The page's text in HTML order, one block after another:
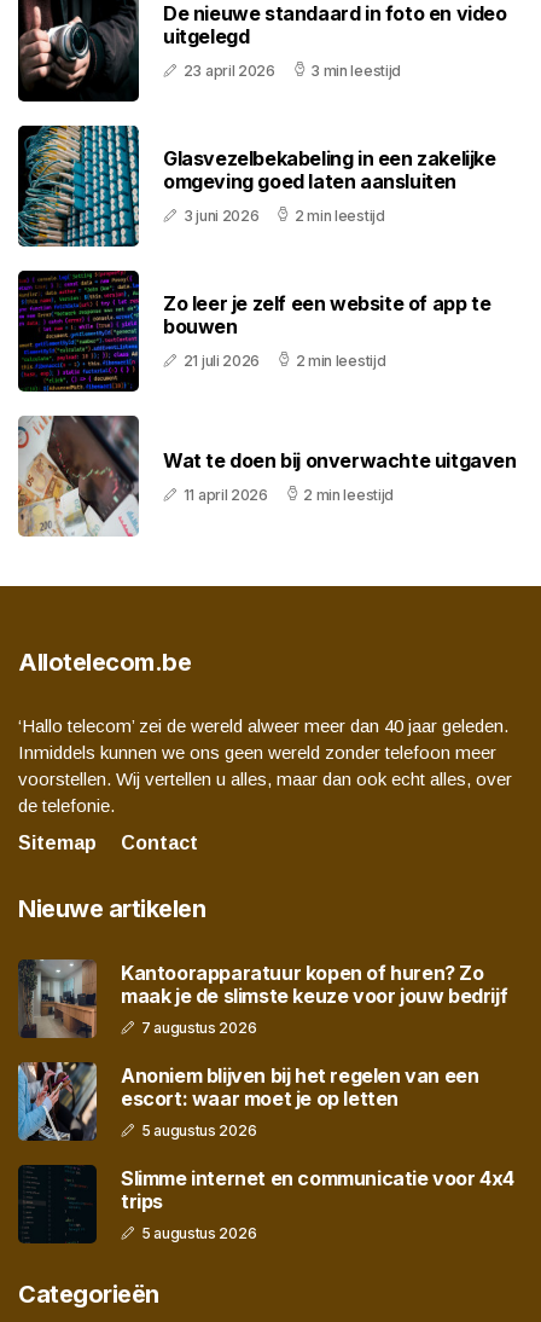
De nieuwe standaard in foto en video
uitgelegd
23 april 2026 3 min leestijd
Glasvezelbekabeling in een zakelijke
omgeving goed laten aansluiten
3 juni 2026 2 min leestijd
Zo leer je zelf een website of app te
bouwen
21 juli 2026 2 min leestijd
Wat te doen bij onverwachte uitgaven
11 april 2026 2 min leestijd
Allotelecom.be
‘Hallo telecom’ zei de wereld alweer meer dan 40 jaar geleden.
Inmiddels kunnen we ons geen wereld zonder telefoon meer
voorstellen. Wij vertellen u alles, maar dan ook echt alles, over
de telefonie.
Sitemap
Contact
Nieuwe artikelen
Kantoorapparatuur kopen of huren? Zo
maak je de slimste keuze voor jouw bedrijf
7 augustus 2026
Anoniem blijven bij het regelen van een
escort: waar moet je op letten
5 augustus 2026
Slimme internet en communicatie voor 4x4
trips
5 augustus 2026
Categorieën